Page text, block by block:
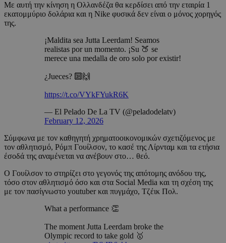
Με αυτή την κίνηση η Ολλανδέζα θα κερδίσει από την εταιρία 1
εκατομμύριο δολάρια και η Nike φυσικά δεν είναι ο μόνος χορηγός
της.
¡Maldita sea Jutta Leerdam! Seamos
realistas por un momento. ¡Su 🍑 se
merece una medalla de oro solo por existir!
¿Jueces? 🔟🙌
https://t.co/VYkFYukR6K
— El Pelado De La TV (@peladodelatv)
February 12, 2026
Σύμφωνα με τον καθηγητή χρηματοοικονομικών σχετιζόμενος με
τον αθλητισμό, Ρόμπ Γουίλσον, το κασέ της Λίρνταμ και τα ετήσια
έσοδά της αναμένεται να ανέβουν στο… θεό.
Ο Γουίλσον το στηρίζει στο γεγονός της απότομης ανόδου της,
τόσο στον αθλητισμό όσο και στα Social Media και τη σχέση της
με τον πασίγνωστο youtuber και πυγμάχο, Τζέικ Πολ.
What a performance 👏
The moment Jutta Leerdam broke the
Olympic record to take gold 🥇